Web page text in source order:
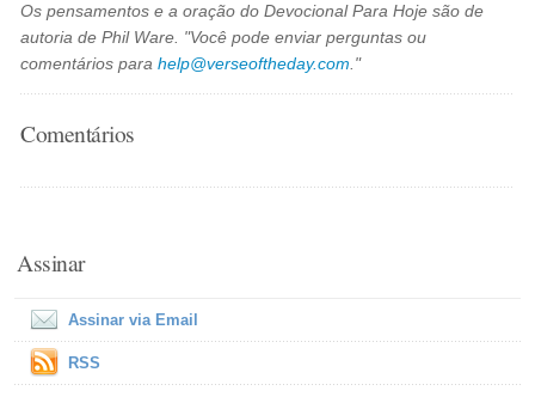
Os pensamentos e a oração do Devocional Para Hoje são de
autoria de Phil Ware. "Você pode enviar perguntas ou
comentários parahelp@verseoftheday.com ."
Comentários
Assinar
Assinar via Email
RSS